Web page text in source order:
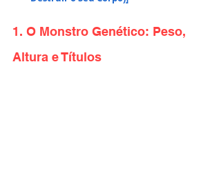
1. O Monstro Genético: Peso,
Altura e Títulos